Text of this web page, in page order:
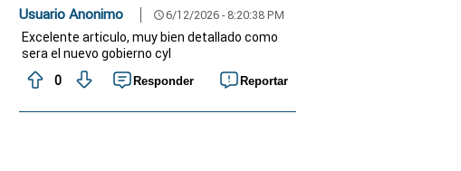
Usuario Anonimo schedule6/12/2026 - 8:20:38 PM
Excelente articulo, muy bien detallado como
sera el nuevo gobierno cyl
0
Responder Reportar